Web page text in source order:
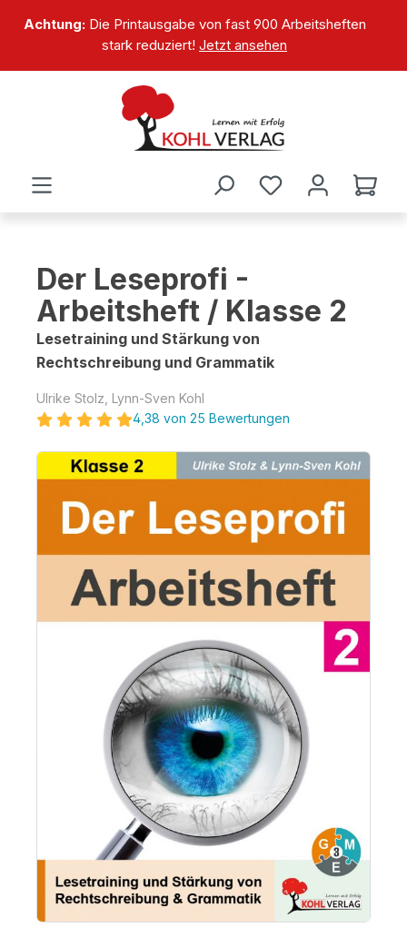
springen
Achtung:Die Printausgabe von fast 900 Arbeitsheften
stark reduziert! Jetzt ansehen
Der Leseprofi -
Arbeitsheft / Klasse 2
Lesetraining und Stärkung von
Rechtschreibung und Grammatik
Ulrike Stolz, Lynn-Sven Kohl
4,38 von 25 Bewertungen
Bildergalerie überspringen